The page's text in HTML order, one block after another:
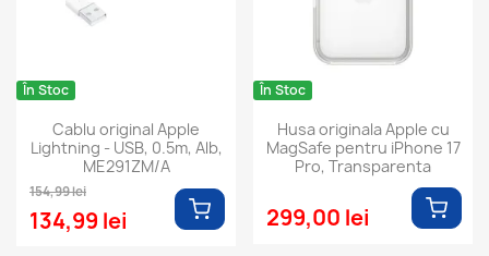
În Stoc
Cablu original Apple
Lightning - USB, 0.5m, Alb,
ME291ZM/A
154,99 lei
134,99 lei
În Stoc
Husa originala Apple cu
MagSafe pentru iPhone 17
Pro, Transparenta
299,00 lei